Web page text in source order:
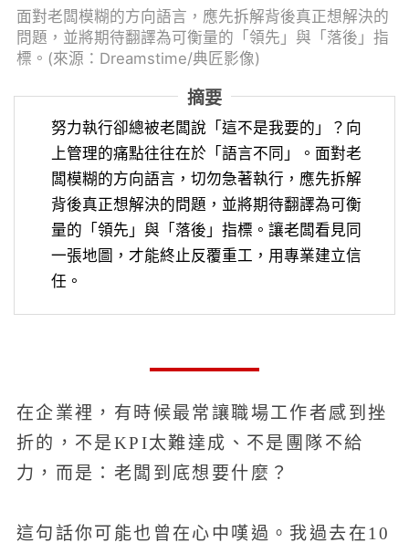
面對老闆模糊的方向語言，應先拆解背後真正想解決的
問題，並將期待翻譯為可衡量的「領先」與「落後」指
標。(來源：Dreamstime/典匠影像)
摘要
努力執行卻總被老闆說「這不是我要的」？向
上管理的痛點往往在於「語言不同」。面對老
闆模糊的方向語言，切勿急著執行，應先拆解
背後真正想解決的問題，並將期待翻譯為可衡
量的「領先」與「落後」指標。讓老闆看見同
一張地圖，才能終止反覆重工，用專業建立信
任。
在企業裡，有時候最常讓職場工作者感到挫
折的，不是KPI太難達成、不是團隊不給
力，而是：老闆到底想要什麼？
這句話你可能也曾在心中嘆過。我過去在10